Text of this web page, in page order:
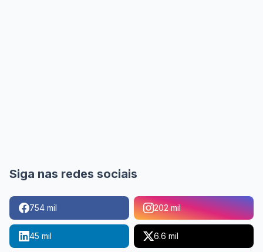
Siga nas redes sociais
754 mil 202 mil
45 mil 6.6 mil